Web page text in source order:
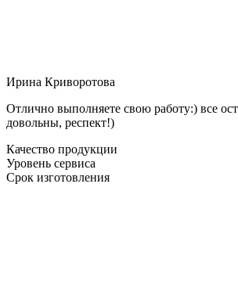
Ирина Криворотова
Отлично выполняете свою работу:) все
довольны, респект!)
Качество продукции
Уровень сервиса
Срок изготовления